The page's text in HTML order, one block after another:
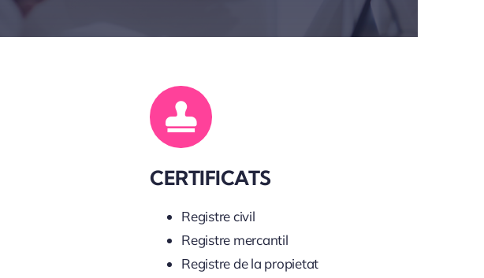
CERTIFICATS
Registre civil
Registre mercantil
Registre de la propietat